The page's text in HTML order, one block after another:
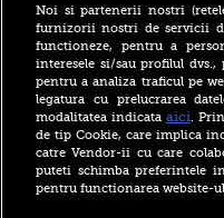
Noi si partenerii nostri
furnizorii nostri de servicii
functioneze, pentru a
interesele si/sau profilul
pentru a analiza traficul pe
legatura cu prelucrarea
modalitatea indicata aici.
de tip Cookie, care implica
catre Vendor-ii cu care
puteti schimba preferintele
pentru functionarea website-